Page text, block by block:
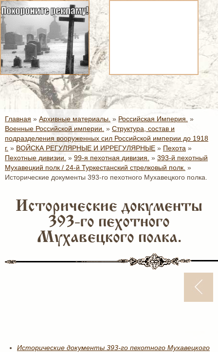
Главная » Архивные материалы. » Российская Империя. »
Военные Российской империи. » Структура, состав и
подразделения вооруженных сил Российской империи до 1918
г. » ВОЙСКА РЕГУЛЯРНЫЕ И ИРРЕГУЛЯРНЫЕ » Пехота »
Пехотные дивизии. » 99-я пехотная дивизия. » 393-й пехотный
Мухавецкий полк / 24-й Туркестанский стрелковый полк. »
Исторические документы 393-го пехотного Мухавецкого полка.
Исторические документы
393-го пехотного
Мухавецкого полка.
Исторические документы 393-го пехотного Мухавецкого